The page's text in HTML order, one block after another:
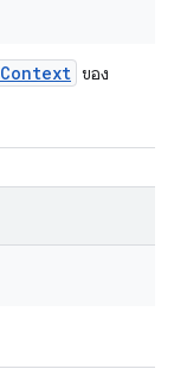
Context ของ